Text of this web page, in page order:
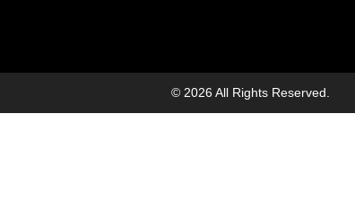
© 2026 All Rights Reserved.